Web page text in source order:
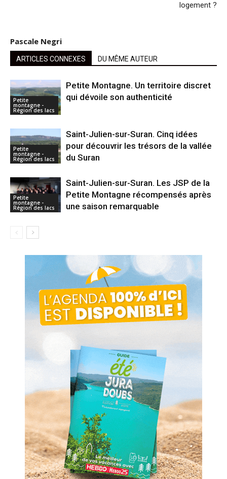
logement ?
Pascale Negri
ARTICLES CONNEXES DU MÊME AUTEUR
Petite
montagne -
Région des lacs
Petite Montagne. Un territoire discret
qui dévoile son authenticité
Petite
montagne -
Région des lacs
Saint-Julien-sur-Suran. Cinq idées
pour découvrir les trésors de la vallée
du Suran
Petite
montagne -
Région des lacs
Saint-Julien-sur-Suran. Les JSP de la
Petite Montagne récompensés après
une saison remarquable